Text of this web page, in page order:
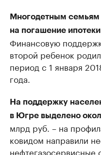
Многодетным
на погашение
Финансовую
второй ребенок
период с 1 января
года.
На поддержку
в Югре выделено
млрд руб. – на
ковидом направили
нефтегазосервисные